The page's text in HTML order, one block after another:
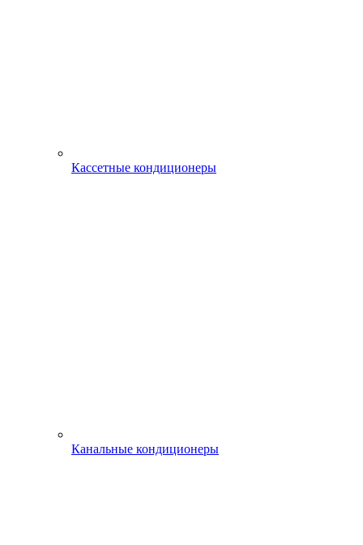
Кассетные кондиционеры
Канальные кондиционеры